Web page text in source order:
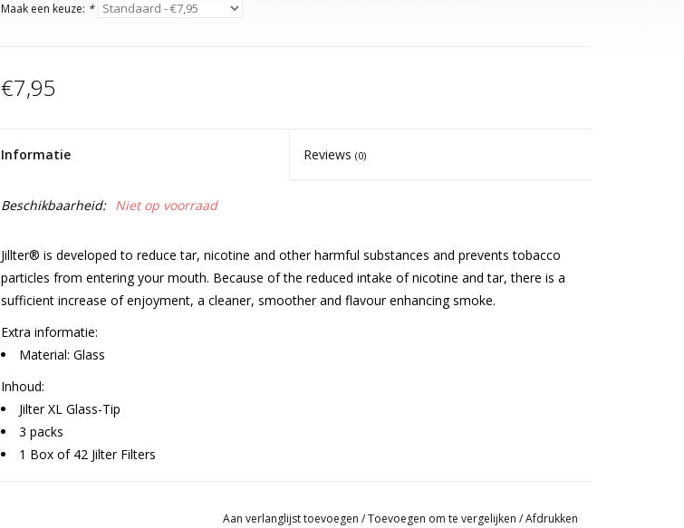
Maak een keuze: *
€7,95
Informatie Reviews(0)
Beschikbaarheid: Niet op voorraad
Jillter® is developed to reduce tar, nicotine and other harmful substances and prevents tobacco
particles from entering your mouth. Because of the reduced intake of nicotine and tar, there is a
sufficient increase of enjoyment, a cleaner, smoother and flavour enhancing smoke.
Extra informatie:
Material: Glass
Inhoud:
Jilter XL Glass-Tip
3 packs
1 Box of 42 Jilter Filters
Aan verlanglijst toevoegen /Toevoegen om te vergelijken /Afdrukken